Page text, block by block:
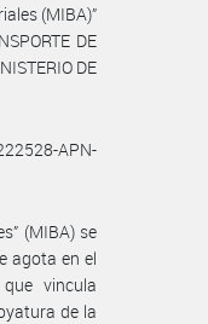
(MIBA)”
DE
DE
APN-
(MIBA) se
agota en el
vincula
de la